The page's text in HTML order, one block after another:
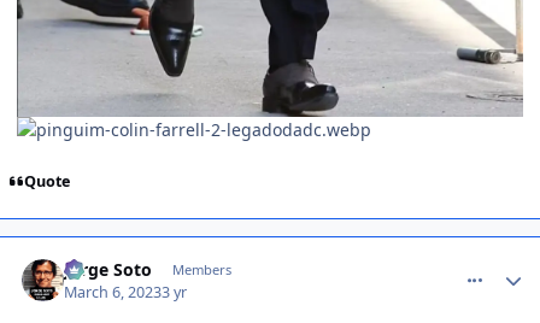
Quote
Jorge Soto Members
March 6, 20233 yr